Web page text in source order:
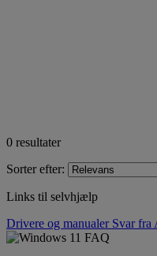
0 resultater
Sorter efter:
Links til selvhjælp
Drivere og manualer Svar fra